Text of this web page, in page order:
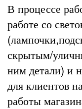
В процессе
работе со
скрытым/
ним детали) и
для клиентов
работы